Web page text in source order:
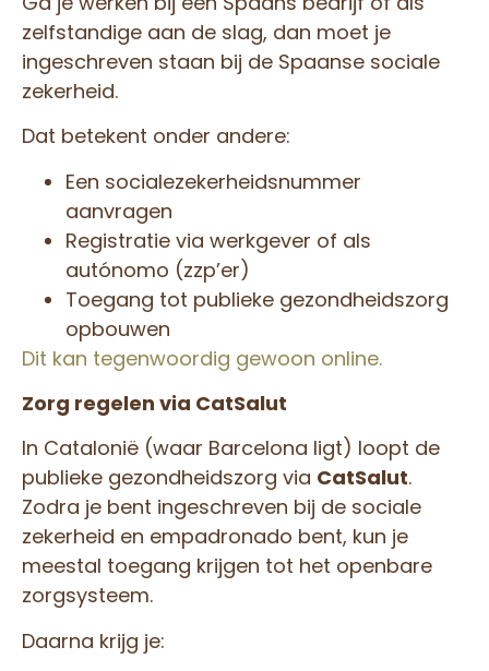
zelfstandige aan de slag, dan moet je
ingeschreven staan bij de Spaanse sociale
zekerheid.
Dat betekent onder andere:
Een socialezekerheidsnummer
aanvragen
Registratie via werkgever of als
autónomo (zzp’er)
Toegang tot publieke gezondheidszorg
opbouwen
Dit kan tegenwoordig gewoon online.
Zorg regelen via CatSalut
In Catalonië (waar Barcelona ligt) loopt de
publieke gezondheidszorg via CatSalut.
Zodra je bent ingeschreven bij de sociale
zekerheid en empadronado bent, kun je
meestal toegang krijgen tot het openbare
zorgsysteem.
Daarna krijg je: